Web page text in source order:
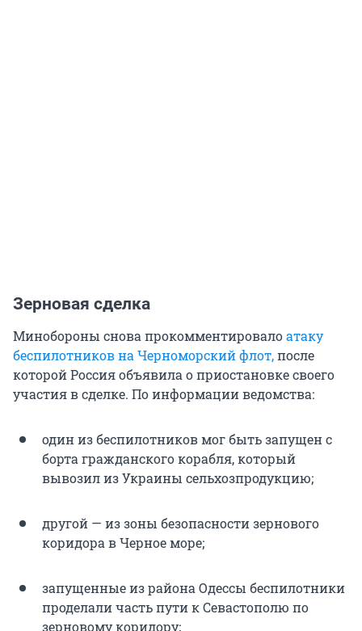
Зерновая сделка
Минобороны снова прокомментировалоатаку
беспилотников на Черноморский флот,после
которой Россия объявила о приостановке своего
участия в сделке. По информации ведомства:
один из беспилотников мог быть запущен с
борта гражданского корабля, который
вывозил из Украины сельхозпродукцию;
другой — из зоны безопасности зернового
коридора в Черное море;
запущенные из района Одессы беспилотники
проделали часть пути к Севастополю по
зерновому коридору;